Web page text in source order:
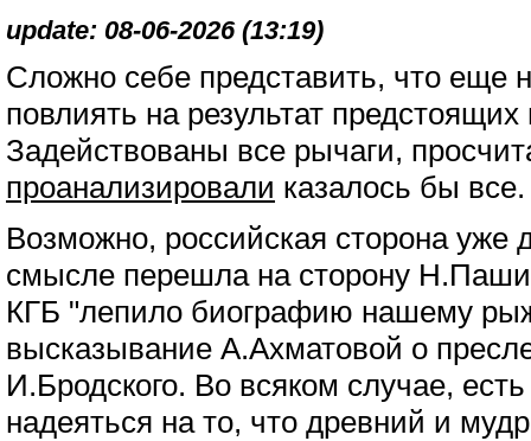
update: 08-06-2026 (13:19)
Сложно себе представить, что еще
повлиять на результат
Задействованы все рычаги,
проанализировали казалось бы все.
Возможно, российская сторона уже
смысле перешла на сторону
КГБ "лепило биографию нашему
высказывание А.Ахматовой о
И.Бродского. Во всяком случае,
надеяться на то, что древний и